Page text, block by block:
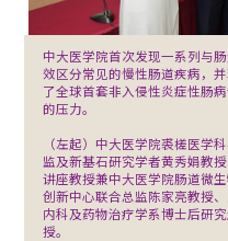
中大医学院首次发现一系列与
效区分常见的慢性肠道疾病，
了全球首套非入侵性炎症性肠
的压力。
（左起）中大医学院裘槎医学
监及新基石研究学者黄秀娟教
讲座教授兼中大医学院肠道微
创新中心联合总监陈家亮教授
内科及药物治疗学系博士后研
授。